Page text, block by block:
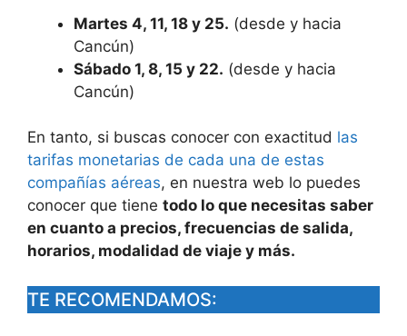
Martes 4, 11, 18 y 25. (desde y hacia
Cancún)
Sábado 1, 8, 15 y 22. (desde y hacia
Cancún)
En tanto, si buscas conocer con exactitud las
tarifas monetarias de cada una de estas
compañías aéreas, en nuestra web lo puedes
conocer que tiene todo lo que necesitas saber
en cuanto a precios, frecuencias de salida,
horarios, modalidad de viaje y más.
TE RECOMENDAMOS: